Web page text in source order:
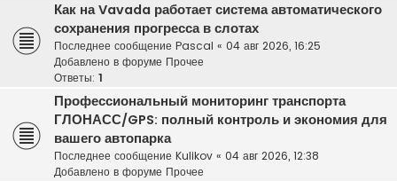
Как на Vavada работает система автоматического
сохранения прогресса в слотах
Последнее сообщение Pascal « 04 авг 2026, 16:25
Добавлено в форуме Прочее
Ответы: 1
Профессиональный мониторинг транспорта
ГЛОНАСС/GPS: полный контроль и экономия для
вашего автопарка
Последнее сообщение Kulikov « 04 авг 2026, 12:38
Добавлено в форуме Прочее